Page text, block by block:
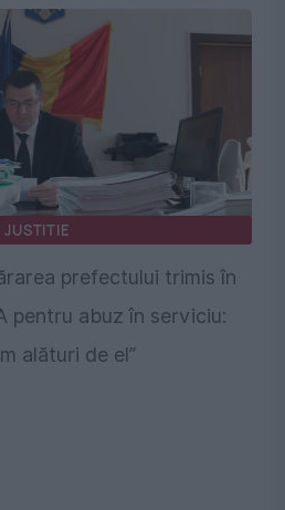
JUSTITIE
prefectului trimis în
pentru abuz în serviciu:
alături de el”